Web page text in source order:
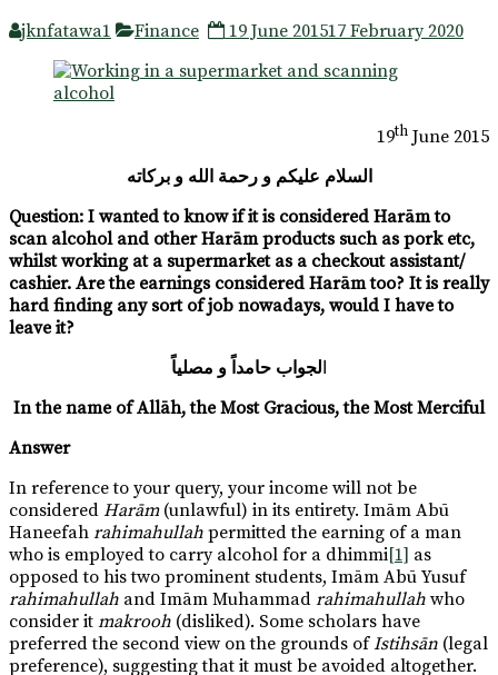
jknfatawa1 Finance 19 June 201517 February 2020
19th June 2015
السلام عليكم و رحمة الله و بركاته
Question: I wanted to know if it is considered Harām to
scan alcohol and other Harām products such as pork etc,
whilst working at a supermarket as a checkout assistant/
cashier. Are the earnings considered Harām too? It is really
hard finding any sort of job nowadays, would I have to
leave it?
الجواب حامداً و مصلياً
In the name of Allāh, the Most Gracious, the Most Merciful
Answer
In reference to your query, your income will not be
considered Harām (unlawful) in its entirety. Imām Abū
Haneefah rahimahullah permitted the earning of a man
who is employed to carry alcohol for a dhimmi[1] as
opposed to his two prominent students, Imām Abū Yusuf
rahimahullah and Imām Muhammad rahimahullah who
consider it makrooh (disliked). Some scholars have
preferred the second view on the grounds ofIstihsān (legal
preference), suggesting that it must be avoided altogether.